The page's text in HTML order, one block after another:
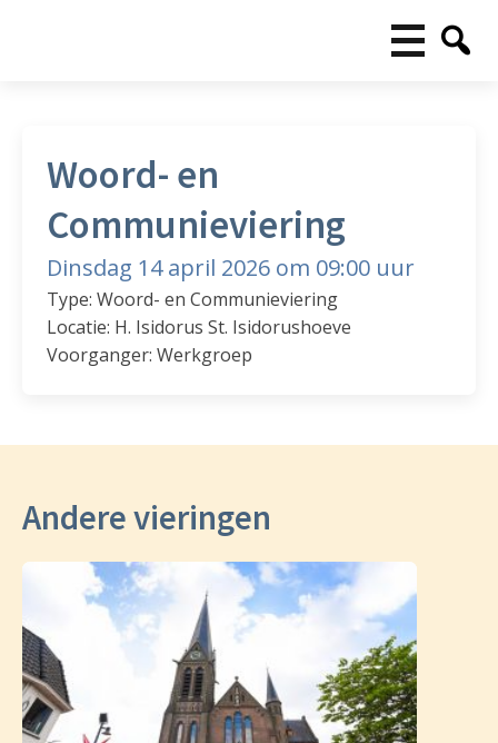
Woord- en
Communieviering
Dinsdag 14 april 2026 om 09:00 uur
Type: Woord- en Communieviering
Locatie: H. Isidorus St. Isidorushoeve
Voorganger: Werkgroep
Andere vieringen